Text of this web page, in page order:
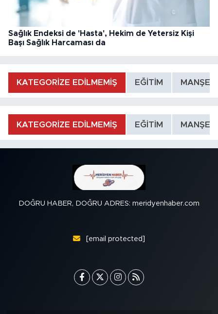
Sağlık Endeksi de 'Hasta', Hekim de Yetersiz Kişi
Başı Sağlık Harcaması da
KATEGORİZE EDİLMEMİŞ EĞİTİM MANŞET
KATEGORİZE EDİLMEMİŞ EĞİTİM MANŞET
DOĞRU HABER, DOĞRU ADRES: meridyenhaber.com
[email protected]